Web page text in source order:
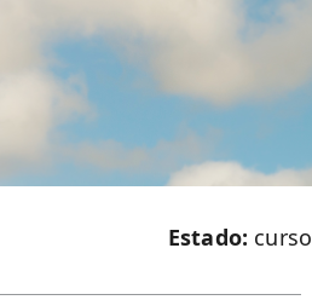
Estado: curso